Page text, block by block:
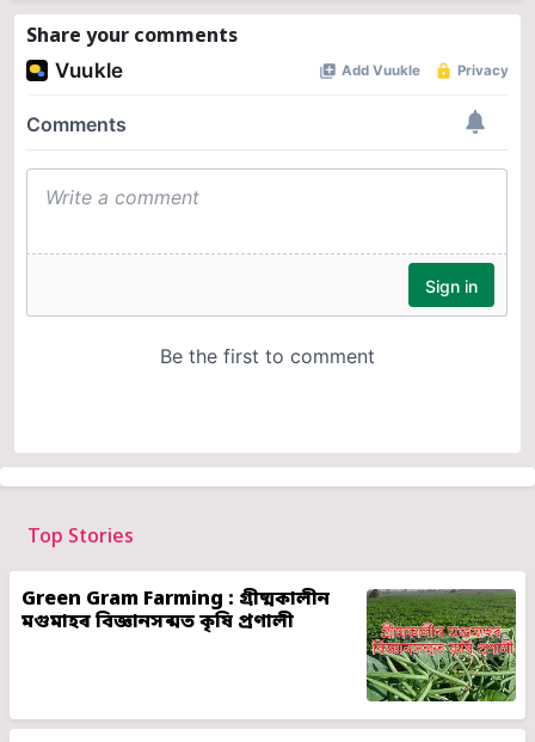
Share your comments
Top Stories
Green Gram Farming : গ্ৰীষ্মকালীন
মগুমাহৰ বিজ্ঞানসন্মত কৃষি প্ৰণালী